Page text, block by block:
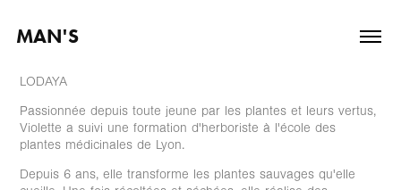
MAN'S
LODAYA
Passionnée depuis toute jeune par les plantes et leurs vertus,
Violette a suivi une formation d'herboriste à l'école des
plantes médicinales de Lyon.
Depuis 6 ans, elle transforme les plantes sauvages qu'elle